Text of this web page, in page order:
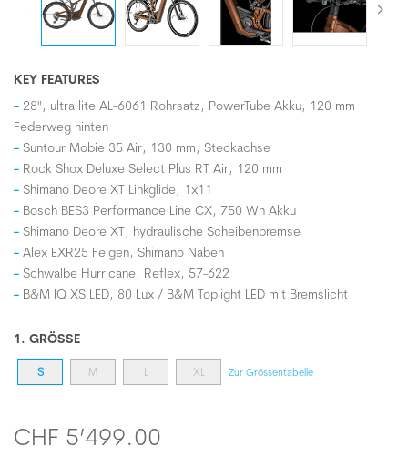
KEY FEATURES
28", ultra lite AL-6061 Rohrsatz, PowerTube Akku, 120 mm
Federweg hinten
Suntour Mobie 35 Air, 130 mm, Steckachse
Rock Shox Deluxe Select Plus RT Air, 120 mm
Shimano Deore XT Linkglide, 1x11
Bosch BES3 Performance Line CX, 750 Wh Akku
Shimano Deore XT, hydraulische Scheibenbremse
Alex EXR25 Felgen, Shimano Naben
Schwalbe Hurricane, Reflex, 57-622
B&M IQ XS LED, 80 Lux / B&M Toplight LED mit Bremslicht
1. GRÖSSE
S M L XL Zur Grössentabelle
CHF 5’499.00